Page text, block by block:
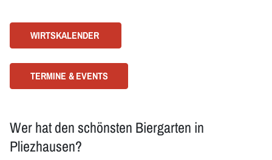
WIRTSKALENDER
TERMINE &EVENTS
Wer hat den schönsten Biergarten in
Pliezhausen?